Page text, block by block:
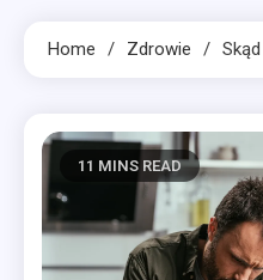
Home Zdrowie
11 MINS READ